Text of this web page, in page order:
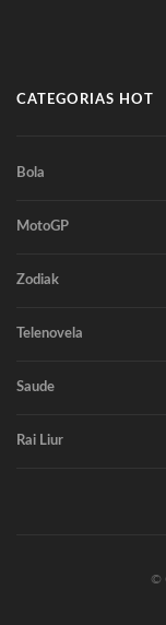
CATEGORIAS HOT
Bola
MotoGP
Zodiak
Telenovela
Saude
Rai Liur
©